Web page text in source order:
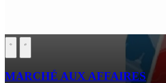
MARCHÉ AUX AFFAIRES